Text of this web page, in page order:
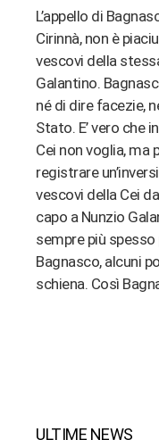
L’appello di
Cirinnà, non è
vescovi della
Galantino.
né di dire facezie,
Stato. E’ vero che
Cei non voglia, ma
registrare
vescovi della Cei
capo a Nunzio
sempre più
Bagnasco, alcuni
schiena. Così
ULTIME NEWS